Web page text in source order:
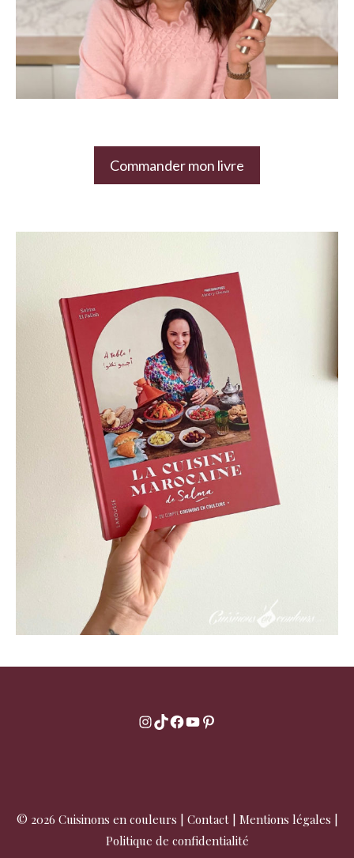
Commander mon livre
Instagram
TikTok
Facebook
YouTube
Pinterest
© 2026 Cuisinons en couleurs | Contact| Mentions légales |
Politique de confidentialité